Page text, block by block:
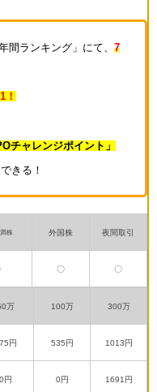
間ランキング」にて、 7
！
チャレンジポイント」
きる！
株 外国株 夜間取引
〇 〇
万 100万 300万
円 535円 1013円
0円 0円 1691円